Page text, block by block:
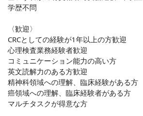
学歴不問
〈歓迎〉
CRCとしての経験が1年以上の方歓迎
心理検査業務経験者歓迎
コミュニケーション能力の高い方
英文読解力のある方歓迎
精神科領域への理解、臨床経験がある方
癌領域への理解、臨床経験者がある方
マルチタスクが得意な方